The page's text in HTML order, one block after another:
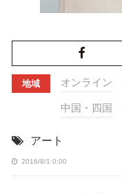
地域 オンライン
中国・四国
アート
2016/8/1 0:00